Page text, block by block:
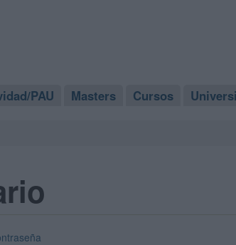
PAU Masters Cursos